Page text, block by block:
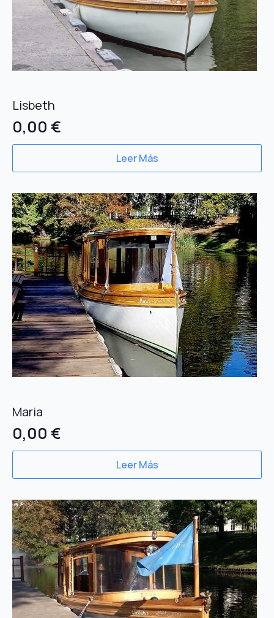
Lisbeth
0,00 €
Leer Más
Maria
0,00 €
Leer Más